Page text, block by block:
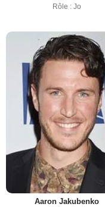
Rôle : Jo
Aaron Jakubenko